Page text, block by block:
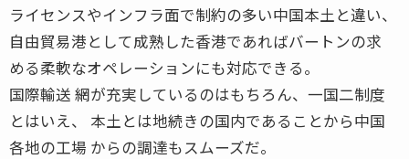
ライセンスやインフラ面で制約の多い中国本土と違い、
自由貿易港として成熟した香港であればバートンの求
める柔軟なオペレーションにも対応できる。
国際輸送 網が充実しているのはもちろん、一国二制度
とはいえ、 本土とは地続きの国内であることから中国
各地の工場 からの調達もスムーズだ。